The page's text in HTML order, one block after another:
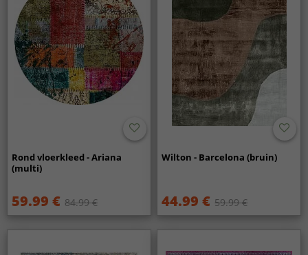
Rond vloerkleed - Ariana
(multi)
59.99 € 84.99 €
Wilton - Barcelona (bruin)
44.99 € 59.99 €